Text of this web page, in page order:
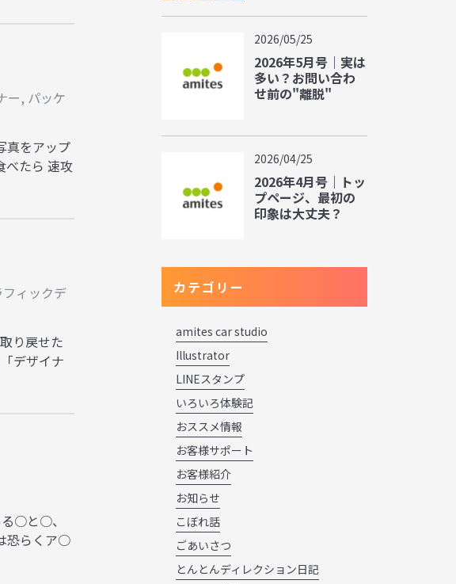
ー, パッケ
真をアップ
べたら 速攻
フィックデ
り戻せた
デザイナ
○と○、
恐らくア○
2026/05/25
2026年5月号｜実は
多い？お問い合わ
せ前の"離脱"
2026/04/25
2026年4月号｜トッ
プページ、最初の
印象は大丈夫？
カテゴリー
amites car studio
Illustrator
LINEスタンプ
いろいろ体験記
おススメ情報
お客様サポート
お客様紹介
お知らせ
こぼれ話
ごあいさつ
とんとんディレクション日記